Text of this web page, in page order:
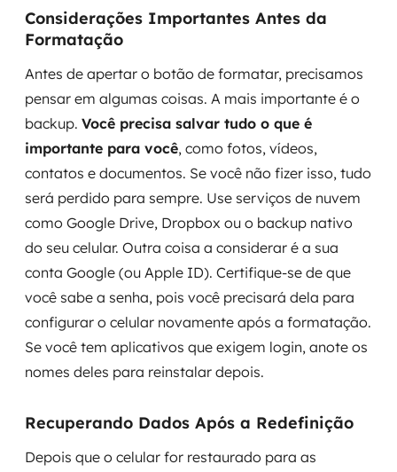
Considerações Importantes Antes da
Formatação
Antes de apertar o botão de formatar, precisamos
pensar em algumas coisas. A mais importante é o
backup. Você precisa salvar tudo o que é
importante para você, como fotos, vídeos,
contatos e documentos. Se você não fizer isso, tudo
será perdido para sempre. Use serviços de nuvem
como Google Drive, Dropbox ou o backup nativo
do seu celular. Outra coisa a considerar é a sua
conta Google (ou Apple ID). Certifique-se de que
você sabe a senha, pois você precisará dela para
configurar o celular novamente após a formatação.
Se você tem aplicativos que exigem login, anote os
nomes deles para reinstalar depois.
Recuperando Dados Após a Redefinição
Depois que o celular for restaurado para as